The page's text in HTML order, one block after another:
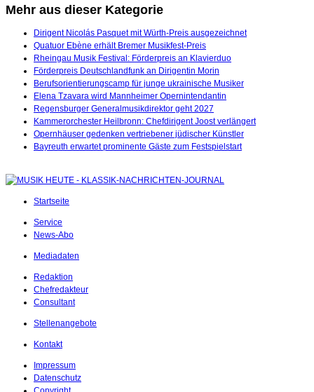
Mehr aus dieser Kategorie
Dirigent Nicolás Pasquet mit Würth-Preis ausgezeichnet
Quatuor Ebène erhält Bremer Musikfest-Preis
Rheingau Musik Festival: Förderpreis an Klavierduo
Förderpreis Deutschlandfunk an Dirigentin Morin
Berufsorientierungscamp für junge ukrainische Musiker
Elena Tzavara wird Mannheimer Opernintendantin
Regensburger Generalmusikdirektor geht 2027
Kammerorchester Heilbronn: Chefdirigent Joost verlängert
Opernhäuser gedenken vertriebener jüdischer Künstler
Bayreuth erwartet prominente Gäste zum Festspielstart
Startseite
Service
News-Abo
Mediadaten
Redaktion
Chefredakteur
Consultant
Stellenangebote
Kontakt
Impressum
Datenschutz